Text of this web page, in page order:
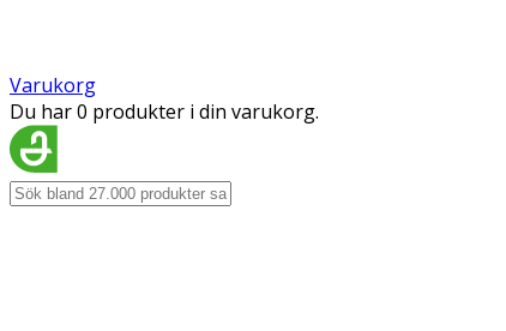
Varukorg
Du har 0 produkter i din varukorg.